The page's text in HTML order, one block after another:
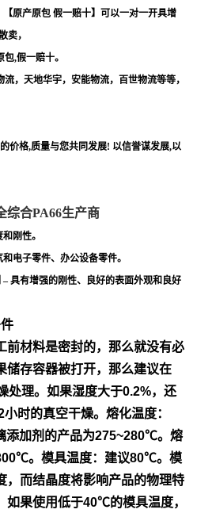
【原产原包 假一赔十】可以一对一开具增
卖，
,假一赔十。
，天地华宇，安能物流，百世物流等等，
价格,质量与您共同发展! 以信誉谋发展,以
综合PA66生产商
刚性。
电子零件、办公设备零件。
具有增强的刚性、良好的表面外观和良好
前材料是密封的，那么就没有必
储存容器被打开，那么建议在
处理。如果湿度大于0.2%，还
时的真空干燥。 熔化温度：
添加剂的产品为275~280℃。熔
。模具温度：建议80℃。模
，而结晶度将影响产品的物理特
如果使用低于40℃的模具温度，